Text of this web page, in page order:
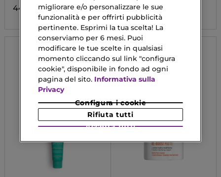
44,03 € 63,90 €
migliorare e/o personalizzare le sue
funzionalità e per offrirti pubblicità
pertinente. Esprimi la tua scelta! La
conserviamo per 6 mesi. Puoi
modificare le tue scelte in qualsiasi
momento cliccando sul link "configura
cookie", disponibile in fondo ad ogni
pagina del sito. Informativa sulla
Privacy
Configura i cookie
Rifiuta tutti
Accetta tutti